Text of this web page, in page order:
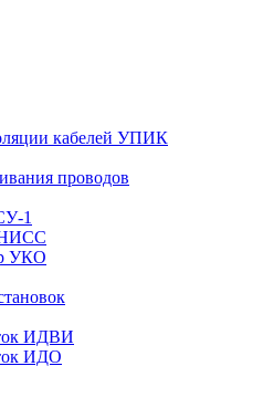
кабелей УПИК
проводов
1
НИСС
УКО
ИДВИ
ИДО